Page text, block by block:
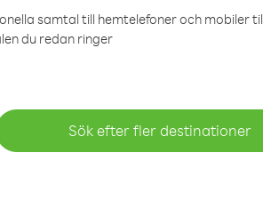
samtal till hemtelefoner och mobiler
du redan ringer
Sök efter fler destinationer